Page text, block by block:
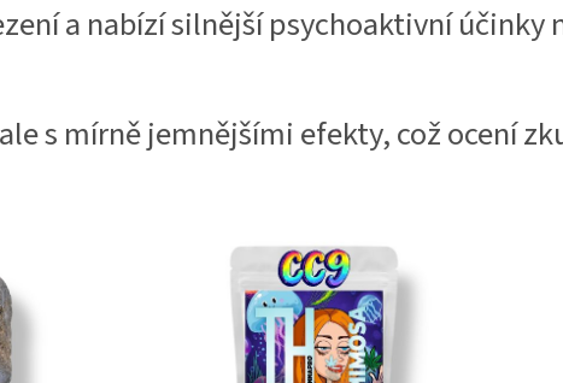
a nabízí silnější psychoaktivní účinky
s mírně jemnějšími efekty, což ocení